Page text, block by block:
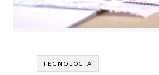
TECNOLOGIA